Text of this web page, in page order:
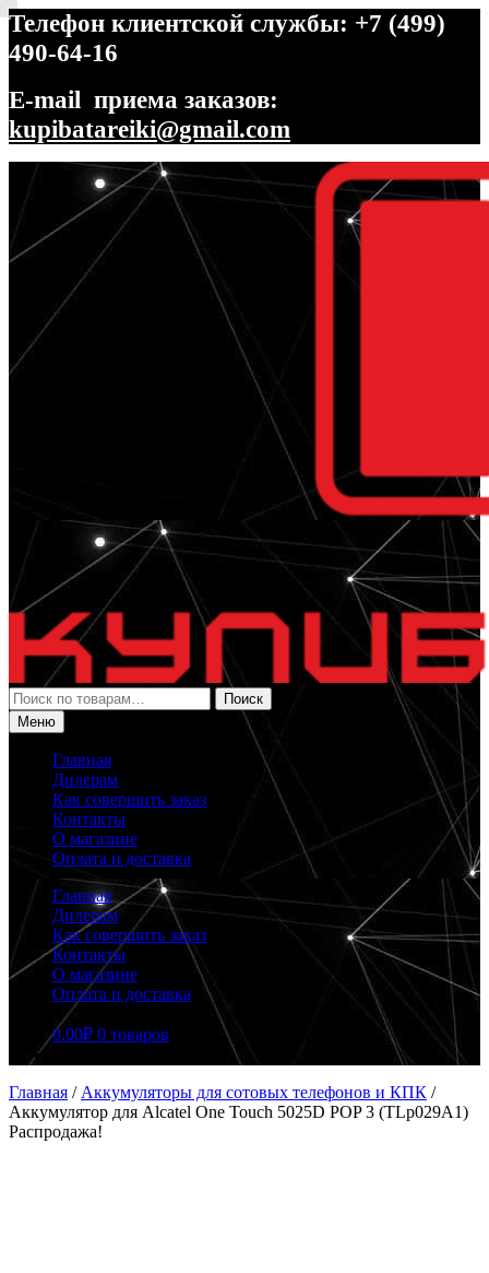
Телефон клиентской службы: +7 (499)
490-64-16
E-mail приема заказов:
kupibatareiki@gmail.com
Перейти
навигации
Перейти
содержимому
Искать:
Поиск
Меню
Главная
Дилерам
Как совершить заказ
Контакты
О магазине
Оплата и доставка
Главная
Дилерам
Как совершить заказ
Контакты
О магазине
Оплата и доставка
0.00₽ 0 товаров
Главная / Аккумуляторы для сотовых телефонов и КПК /
Аккумулятор для Alcatel One Touch 5025D POP 3 (TLp029A1)
Распродажа!